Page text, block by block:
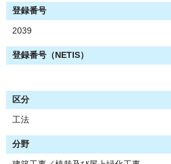
登録番号
2039
登録番号（NETIS）
区分
工法
分野